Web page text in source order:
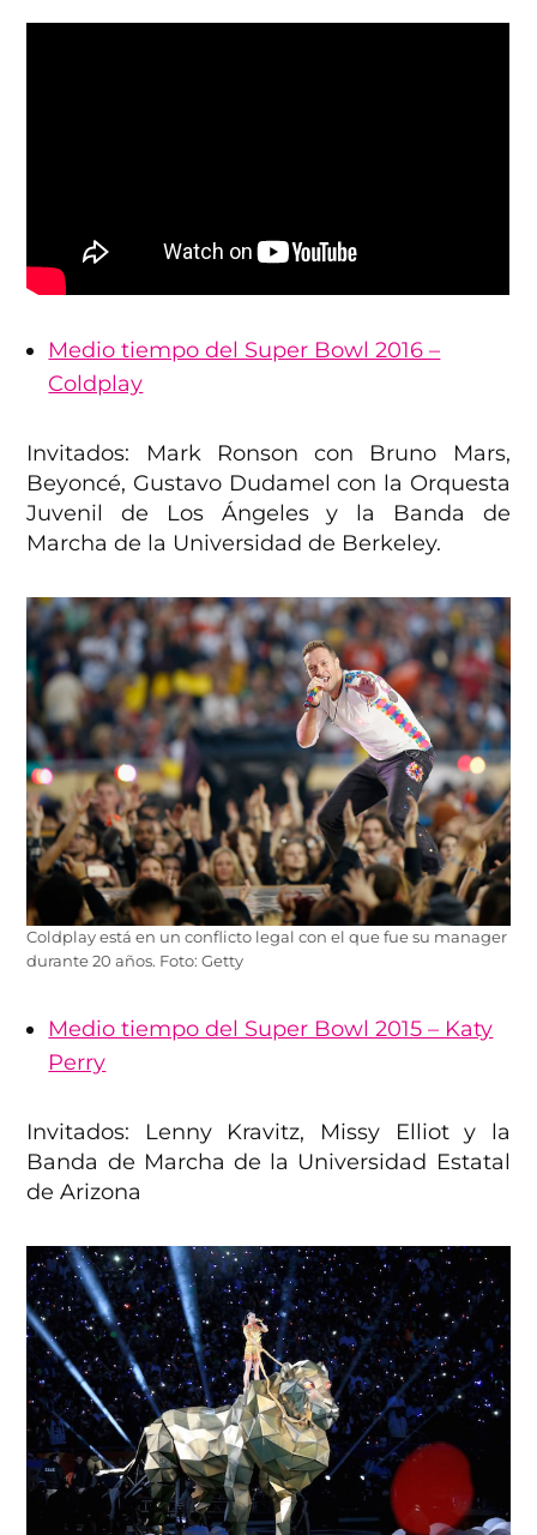
Medio tiempo del Super Bowl 2016 –
Coldplay
Invitados: Mark Ronson con Bruno Mars,
Beyoncé, Gustavo Dudamel con la Orquesta
Juvenil de Los Ángeles y la Banda de
Marcha de la Universidad de Berkeley.
Coldplay está en un conflicto legal con el que fue su manager
durante 20 años. Foto: Getty
Medio tiempo del Super Bowl 2015 – Katy
Perry
Invitados: Lenny Kravitz, Missy Elliot y la
Banda de Marcha de la Universidad Estatal
de Arizona